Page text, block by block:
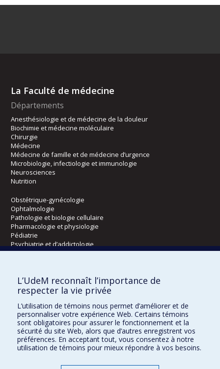
La Faculté de médecine
Départements
Anesthésiologie et de médecine de la douleur
Biochimie et médecine moléculaire
Chirurgie
Médecine
Médecine de famille et de médecine d’urgence
Microbiologie, infectiologie et immunologie
Neurosciences
Nutrition
Obstétrique-gynécologie
Ophtalmologie
Pathologie et biologie cellulaire
Pharmacologie et physiologie
Pédiatrie
Psychiatrie et d’addictologie
Radiologie, radio-oncologie et médecine nucléaire
Écoles
Orthophonie et audiologie
Réadaptation
Directions
L’UdeM reconnaît l’importance de
respecter la vie privée
L’utilisation de témoins nous permet d’améliorer et de
personnaliser votre expérience Web. Certains témoins
sont obligatoires pour assurer le fonctionnement et la
sécurité du site Web, alors que d’autres enregistrent vos
préférences. En acceptant tout, vous consentez à notre
utilisation de témoins pour mieux répondre à vos besoins.